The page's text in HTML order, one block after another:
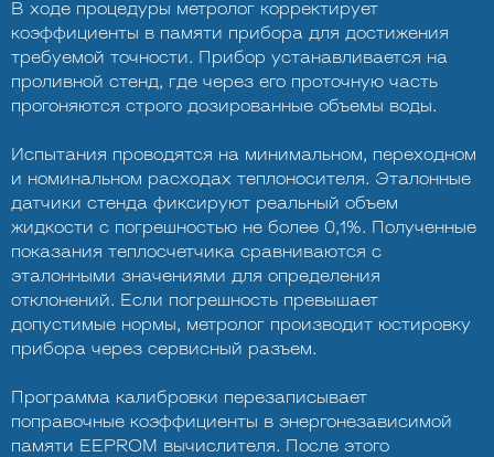
В ходе процедуры метролог корректирует
коэффициенты в памяти прибора для достижения
требуемой точности. Прибор устанавливается на
проливной стенд, где через его проточную часть
прогоняются строго дозированные объемы воды.
Испытания проводятся на минимальном, переходном
и номинальном расходах теплоносителя. Эталонные
датчики стенда фиксируют реальный объем
жидкости с погрешностью не более 0,1%. Полученные
показания теплосчетчика сравниваются с
эталонными значениями для определения
отклонений. Если погрешность превышает
допустимые нормы, метролог производит юстировку
прибора через сервисный разъем.
Программа калибровки перезаписывает
поправочные коэффициенты в энергонезависимой
памяти EEPROM вычислителя. После этого